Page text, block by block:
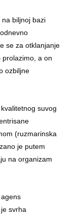
na biljnoj bazi
se za otklanjanje
prolazimo, a on
ozbiljne
suvog
(ruzmarinska
je putem
na organizam
svrha